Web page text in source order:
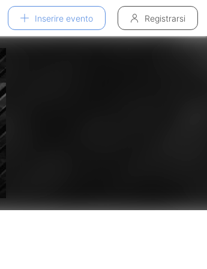
Inserire evento Registrarsi